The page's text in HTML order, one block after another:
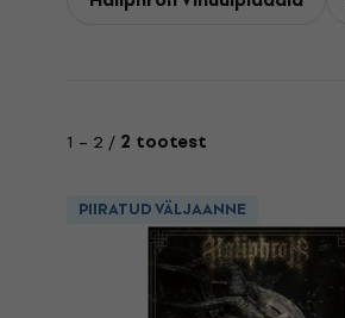
1 – 2 / 2 tootest
PIIRATUD VÄLJAANNE